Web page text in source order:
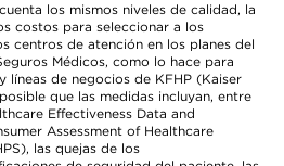
los mismos niveles de calidad, la
costos para seleccionar a los
centros de atención en los planes del
Médicos, como lo hace para
de negocios de KFHP (Kaiser
que las medidas incluyan, entre
Effectiveness Data and
Assessment of Healthcare
las quejas de los